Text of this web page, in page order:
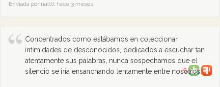
Enviada por natttt hace 3 meses
Concentrados como estábamos en coleccionar
intimidades de desconocidos, dedicados a escuchar tan
atentamente sus palabras, nunca sospechamos que el
silencio se iría ensanchando lentamente entre nosotros.
--5